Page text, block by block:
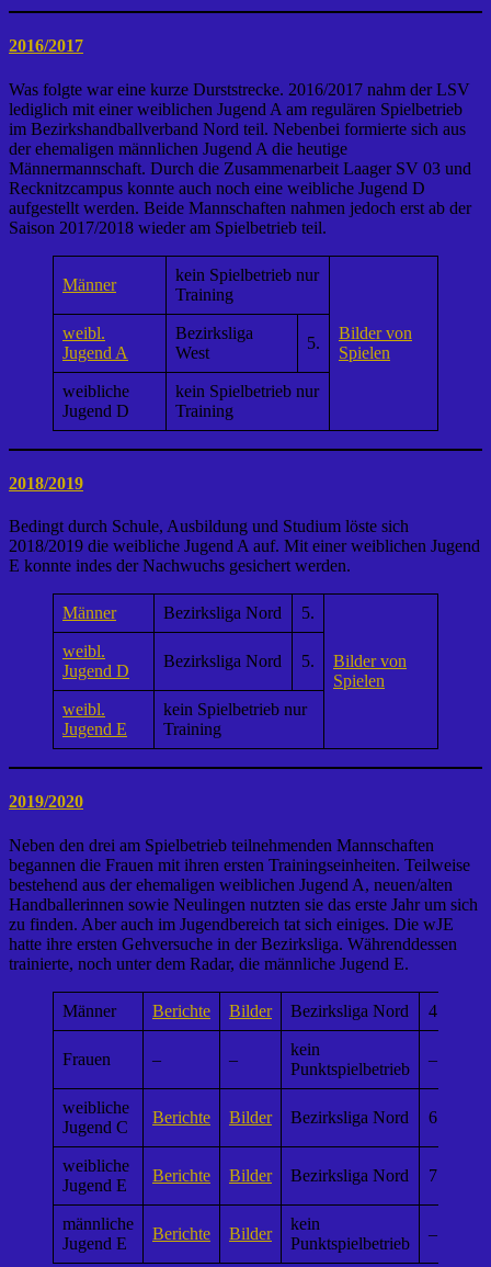
2016/2017
Was folgte war eine kurze Durststrecke. 2016/2017 nahm der LSV
lediglich mit einer weiblichen Jugend A am regulären Spielbetrieb
im Bezirkshandballverband Nord teil. Nebenbei formierte sich aus
der ehemaligen männlichen Jugend A die heutige
Männermannschaft. Durch die Zusammenarbeit Laager SV 03 und
Recknitzcampus konnte auch noch eine weibliche Jugend D
aufgestellt werden. Beide Mannschaften nahmen jedoch erst ab der
Saison 2017/2018 wieder am Spielbetrieb teil.
Männer
kein Spielbetrieb nur
Training
Bilder von
Spielen
weibl.
Jugend A
Bezirksliga
West
5.
weibliche
Jugend D
kein Spielbetrieb nur
Training
2018/2019
Bedingt durch Schule, Ausbildung und Studium löste sich
2018/2019 die weibliche Jugend A auf. Mit einer weiblichen Jugend
E konnte indes der Nachwuchs gesichert werden.
Männer Bezirksliga Nord 5.
Bilder von
Spielen
weibl.
Jugend D
Bezirksliga Nord 5.
weibl.
Jugend E
kein Spielbetrieb nur
Training
2019/2020
Neben den drei am Spielbetrieb teilnehmenden Mannschaften
begannen die Frauen mit ihren ersten Trainingseinheiten. Teilweise
bestehend aus der ehemaligen weiblichen Jugend A, neuen/alten
Handballerinnen sowie Neulingen nutzten sie das erste Jahr um sich
zu finden. Aber auch im Jugendbereich tat sich einiges. Die wJE
hatte ihre ersten Gehversuche in der Bezirksliga. Währenddessen
trainierte, noch unter dem Radar, die männliche Jugend E.
Männer Berichte Bilder Bezirksliga Nord 4.
Frauen – –
kein
Punktspielbetrieb
–
weibliche
Jugend C
Berichte Bilder Bezirksliga Nord 6.
weibliche
Jugend E
Berichte Bilder Bezirksliga Nord 7.
männliche
Jugend E
Berichte Bilder
kein
Punktspielbetrieb
–